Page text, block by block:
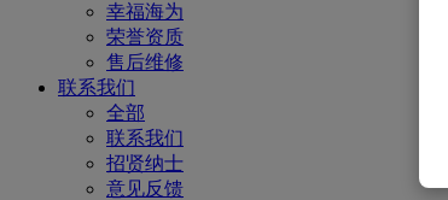
幸福海为
荣誉资质
售后维修
联系我们
全部
联系我们
招贤纳士
意见反馈